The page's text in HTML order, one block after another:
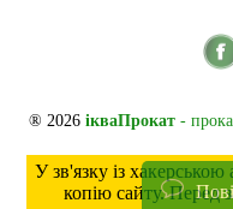
® 2026 ікваПрокат-
У зв'язку із
копію сайту. Перед